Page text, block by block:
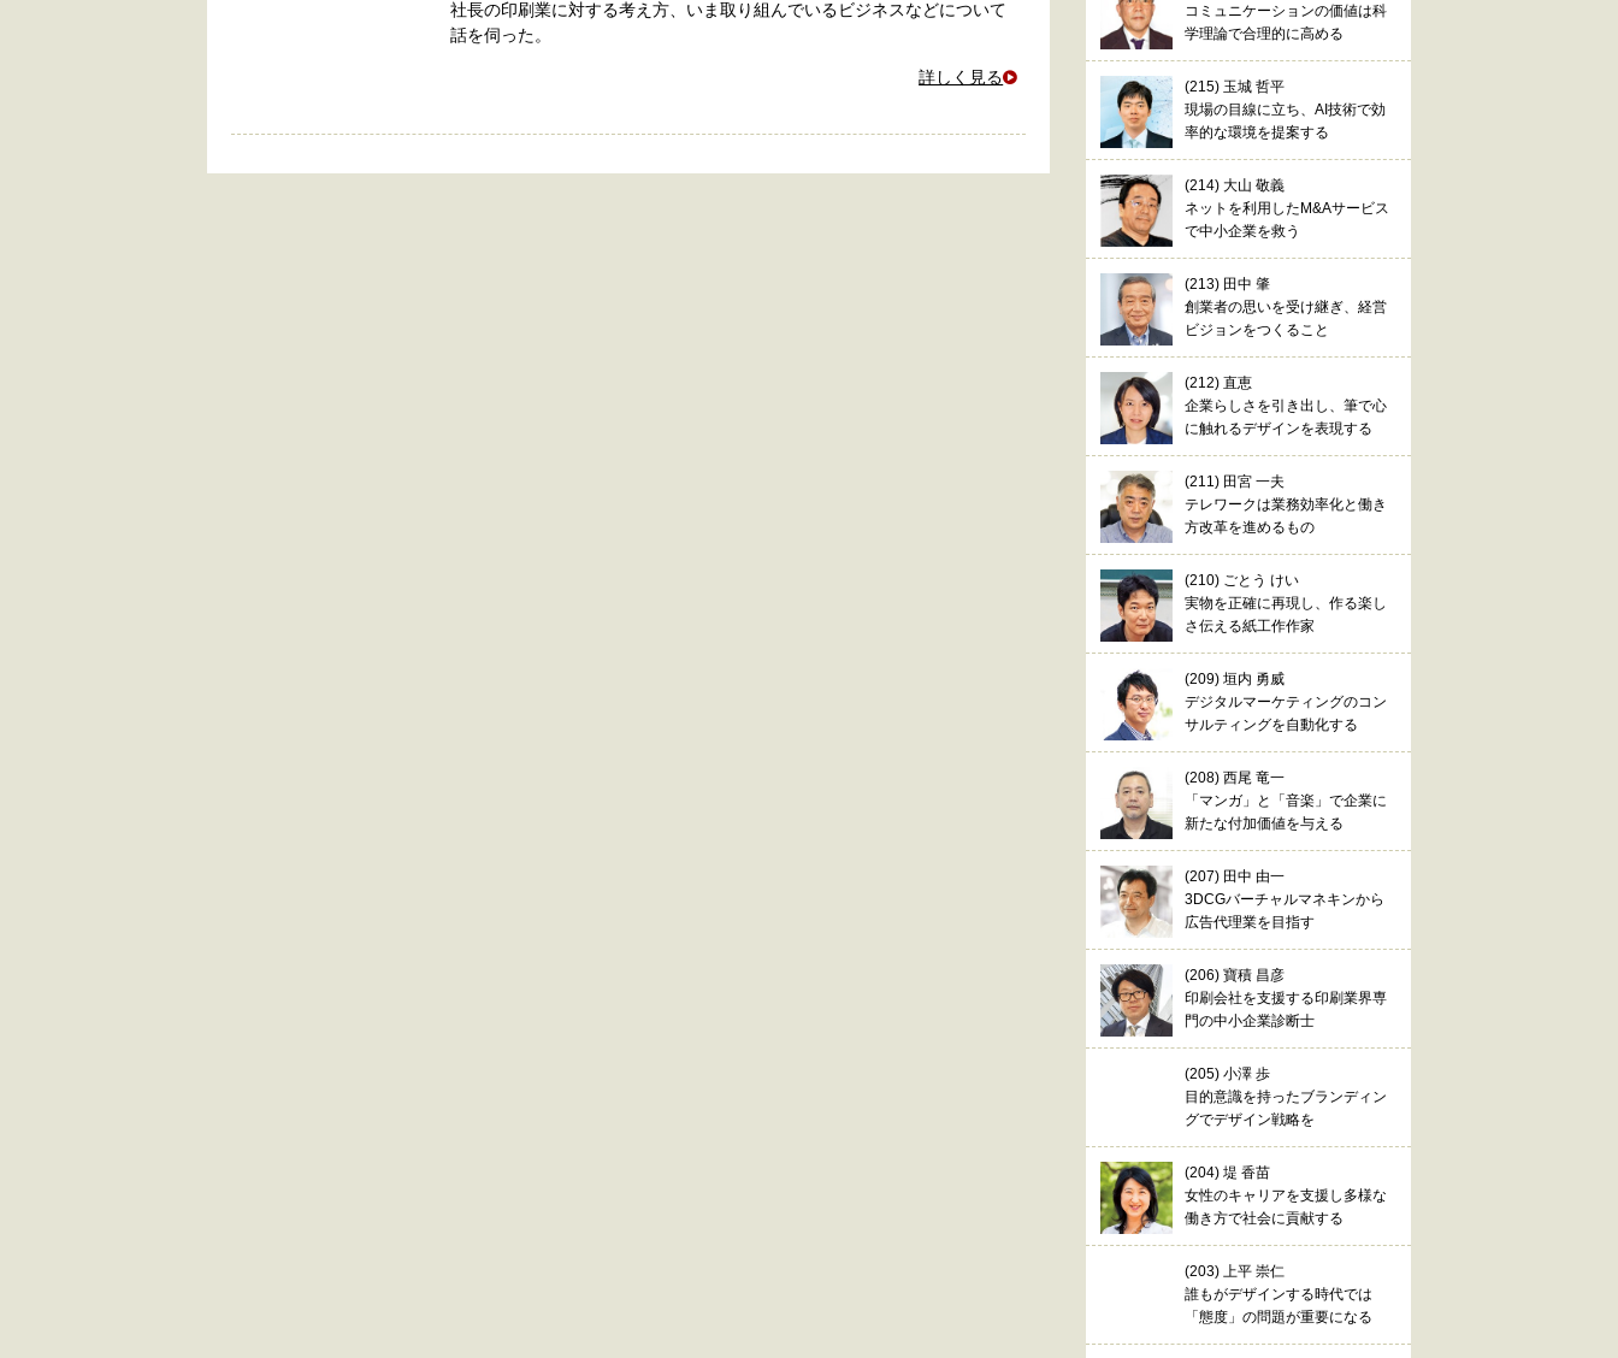
社長の印刷業に対する考え方、いま取り組んでいるビジネスなどについて
話を伺った。
詳しく見る
コミュニケーションの価値は科
学理論で合理的に高める
(215) 玉城 哲平
現場の目線に立ち、AI技術で効
率的な環境を提案する
(214) 大山 敬義
ネットを利用したM&Aサービス
で中小企業を救う
(213) 田中 肇
創業者の思いを受け継ぎ、経営
ビジョンをつくること
(212) 直恵
企業らしさを引き出し、筆で心
に触れるデザインを表現する
(211) 田宮 一夫
テレワークは業務効率化と働き
方改革を進めるもの
(210) ごとう けい
実物を正確に再現し、作る楽し
さ伝える紙工作作家
(209) 垣内 勇威
デジタルマーケティングのコン
サルティングを自動化する
(208) 西尾 竜一
「マンガ」と「音楽」で企業に
新たな付加価値を与える
(207) 田中 由一
3DCGバーチャルマネキンから
広告代理業を目指す
(206) 寶積 昌彦
印刷会社を支援する印刷業界専
門の中小企業診断士
(205) 小澤 歩
目的意識を持ったブランディン
グでデザイン戦略を
(204) 堤 香苗
女性のキャリアを支援し多様な
働き方で社会に貢献する
(203) 上平 崇仁
誰もがデザインする時代では
「態度」の問題が重要になる